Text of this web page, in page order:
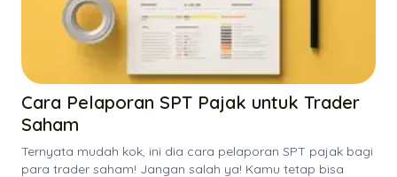
Cara Pelaporan SPT Pajak untuk Trader
Saham
Ternyata mudah kok, ini dia cara pelaporan SPT pajak bagi
para trader saham! Jangan salah ya! Kamu tetap bisa